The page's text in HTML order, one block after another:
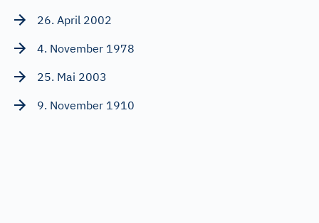
26. April 2002
4. November 1978
25. Mai 2003
9. November 1910